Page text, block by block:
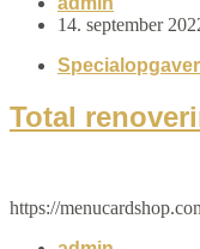
14. september
Specialopgaver
Total
https://